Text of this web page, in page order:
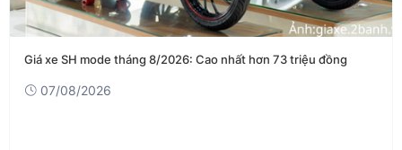
Giá xe SH mode tháng 8/2026: Cao nhất hơn 73 triệu đồng
07/08/2026